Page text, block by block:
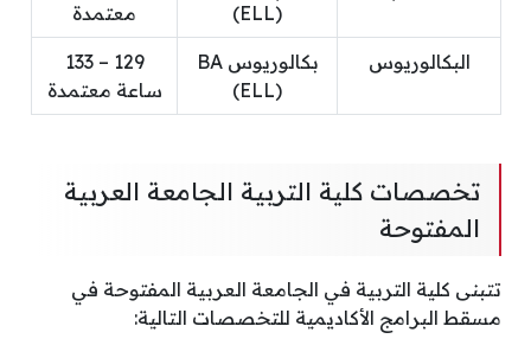
(ELL)
معتمدة
البكالوريوس
بكالوريوس BA
(ELL)
129 – 133
ساعة معتمدة
تخصصات كلية التربية الجامعة العربية
المفتوحة
تتبنى كلية التربية في الجامعة العربية المفتوحة في
مسقط البرامج الأكاديمية للتخصصات التالية: